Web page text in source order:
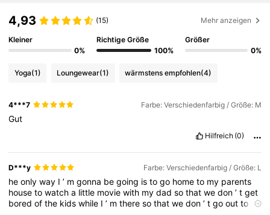
198K Follower
4,76
4,76 198K Follower
4,93 (15) Mehr anzeigen
Kleiner
0%
Richtige Größe
100%
Größer
0%
Yoga(1) Loungewear(1) wärmstens empfohlen(4)
4***7 Farbe: Verschiedenfarbig / Größe: M
Gut
Hilfreich (0)
D***y Farbe: Verschiedenfarbig / Größe: L
heonlyway I’ mgonna begoing istogo hometo my parents
housetowatcha little moviewith mydadsothatwedon’tget
boredofthe kidswhile I’ mtheresothatwedon’tgooutto